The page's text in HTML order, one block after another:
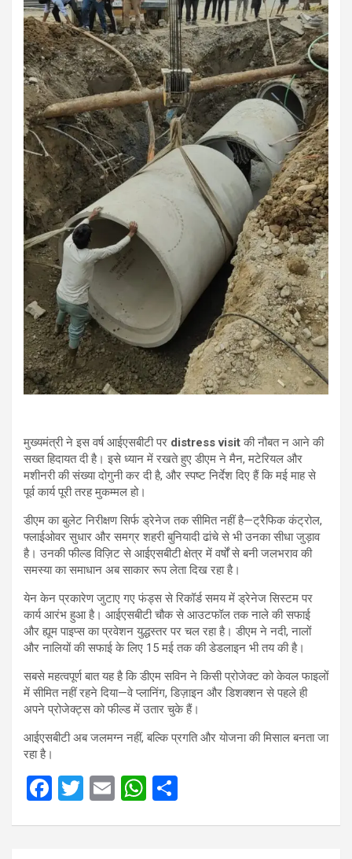
मुख्यमंत्री ने इस वर्ष आईएसबीटी पर distress visitकी नौबत न आने की
सख्त हिदायत दी है। इसे ध्यान में रखते हुए डीएम ने मैन, मटेरियल और
मशीनरी की संख्या दोगुनी कर दी है, और स्पष्ट निर्देश दिए हैं कि मई माह से
पूर्व कार्य पूरी तरह मुकम्मल हो।
डीएम का बुलेट निरीक्षण सिर्फ ड्रेनेज तक सीमित नहीं है—ट्रैफिक कंट्रोल,
फ्लाईओवर सुधार और समग्र शहरी बुनियादी ढांचे से भी उनका सीधा जुड़ाव
है। उनकी फील्ड विज़िट से आईएसबीटी क्षेत्र में वर्षों से बनी जलभराव की
समस्या का समाधान अब साकार रूप लेता दिख रहा है।
येन केन प्रकारेण जुटाए गए फंड्स से रिकॉर्ड समय में ड्रेनेज सिस्टम पर
कार्य आरंभ हुआ है। आईएसबीटी चौक से आउटफॉल तक नाले की सफाई
और ह्यूम पाइप्स का प्रवेशन युद्धस्तर पर चल रहा है। डीएम ने नदी, नालों
और नालियों की सफाई के लिए 15 मई तक की डेडलाइन भी तय की है।
सबसे महत्वपूर्ण बात यह है कि डीएम सविन ने किसी प्रोजेक्ट को केवल फाइलों
में सीमित नहीं रहने दिया—वे प्लानिंग, डिज़ाइन और डिशक्शन से पहले ही
अपने प्रोजेक्ट्स को फील्ड में उतार चुके हैं।
आईएसबीटी अब जलमग्न नहीं, बल्कि प्रगति और योजना की मिसाल बनता जा
रहा है।
F
T
E
W